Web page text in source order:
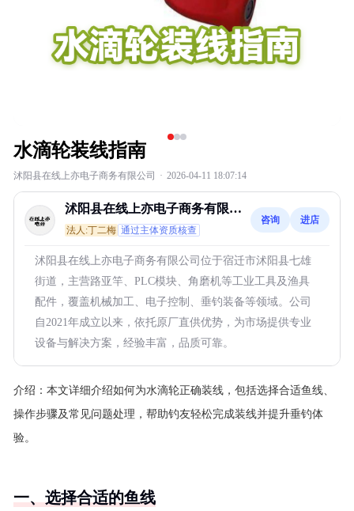
水滴轮装线指南
沭阳县在线上亦电子商务有限公司 · 2026-04-11 18:07:14
沭阳县在线上亦电子商务有限公
司
法人:丁二梅 通过主体资质核查
咨询 进店
沭阳县在线上亦电子商务有限公司位于宿迁市沭阳县七雄
街道，主营路亚竿、PLC模块、角磨机等工业工具及渔具
配件，覆盖机械加工、电子控制、垂钓装备等领域。公司
自2021年成立以来，依托原厂直供优势，为市场提供专业
设备与解决方案，经验丰富，品质可靠。
介绍： 本文详细介绍如何为水滴轮正确装线，包括选择合适鱼线、
操作步骤及常见问题处理，帮助钓友轻松完成装线并提升垂钓体
验。
一、选择合适的鱼线